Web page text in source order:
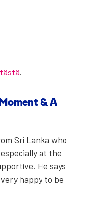
.
& A
Sri Lan­ka who
at the
He says
hap­py to be